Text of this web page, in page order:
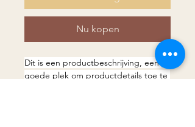
Nu kopen
Dit is een productbeschrijving, een
goede plek om productdetails toe te